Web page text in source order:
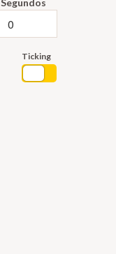
Segundos
Ticking